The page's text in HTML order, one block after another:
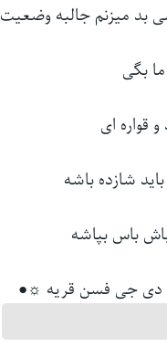
ﺑﺪ ﻣﻴﺰﻧﻢ ﺟﺎﻟﺒﻪ وﺿﻌﻴﺖ
ﺑﮕﻰ
ای
ﺷﺎزده ﺑﺎﺷﻪ
ﺑﺎس ﺑﭙﺎﺷﻪ
دی ﺟﻰ ﻓﺴﻦ ﻗﺮﻳﻪ ☼●